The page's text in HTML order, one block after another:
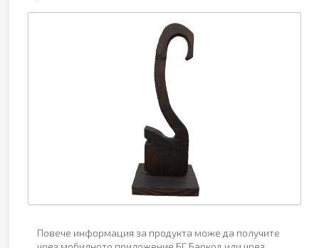
Повече информация за продукта може да получите